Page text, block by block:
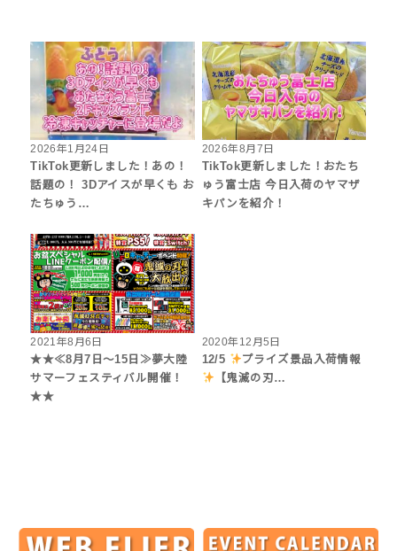
2026年1月24日
TikTok更新しました！あの！
話題の！ 3Dアイスが早くも お
たちゅう…
2026年8月7日
TikTok更新しました！おたち
ゅう富士店 今日入荷のヤマザ
キパンを紹介！
2021年8月6日
★★≪8月7日～15日≫夢大陸
サマーフェスティバル開催！
★★
2020年12月5日
12/5
プライズ景品入荷情報
【鬼滅の刃…